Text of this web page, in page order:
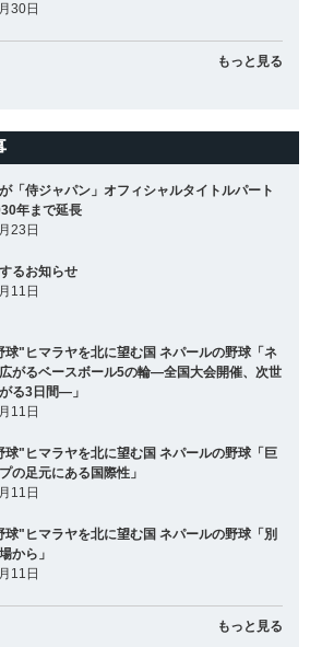
30日
もっと見る
「侍ジャパン」オフィシャルタイトルパート
年まで延長
23日
るお知らせ
11日
球"ヒマラヤを北に望む国 ネパールの野球「ネ
がるベースボール5の輪―全国大会開催、次世
る3日間―」
11日
球"ヒマラヤを北に望む国 ネパールの野球「巨
の足元にある国際性」
11日
球"ヒマラヤを北に望む国 ネパールの野球「別
から」
11日
もっと見る